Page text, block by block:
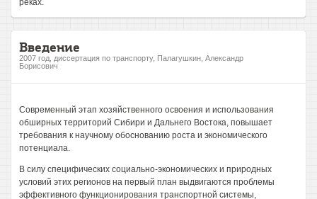
реках.
Введение
2007 год, диссертация по транспорту, Палагушкин, Александр
Борисович
Современный этап хозяйственного освоения и использования
обширных территорий Сибири и Дальнего Востока, повышает
требования к научному обоснованию роста и экономического
потенциала.
В силу специфических социально-экономических и природных
условий этих регионов на первый план выдвигаются проблемы
эффективного функционирования транспортной системы,